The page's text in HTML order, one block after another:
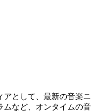
アとして、最新の音楽ニ
ムなど、オンタイムの音